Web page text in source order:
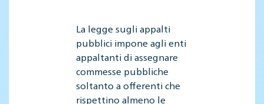
La legge sugli appalti
pubblici impone agli enti
appaltanti di assegnare
commesse pubbliche
soltanto a offerenti che
rispettino almeno le